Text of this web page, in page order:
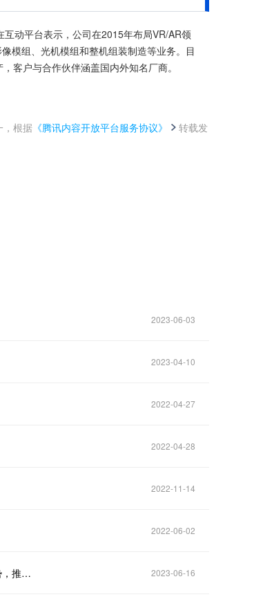
互动平台表示，公司在2015年布局VR/AR领
模组、光机模组和整机组装制造等业务。目
客户与合作伙伴涵盖国内外知名厂商。
，根据 《腾讯内容开放平台服务协议》
转载发
2023-06-03
2023-04-10
2022-04-27
2022-04-28
2022-11-14
2022-06-02
欧菲光：公司通过整合车载摄像头、显示屏、系统控制器三大产品线优势，推出电子后视镜全方位解决方案 2023-06-16